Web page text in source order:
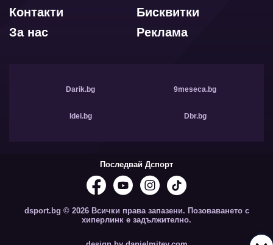
Бисквитки
Контакти
Реклама
За нас
Darik.bg 9meseca.bg
Idei.bg Dbr.bg
Последвай Дспорт
dsport.bg © 2026 Всички права запазени. Позоваването с
хиперлинк е задължително.